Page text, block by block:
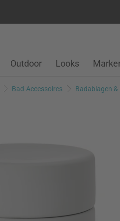
Seiteninhalt
Suchfeld
Outdoor Looks
Bad-Accessoires Badablagen